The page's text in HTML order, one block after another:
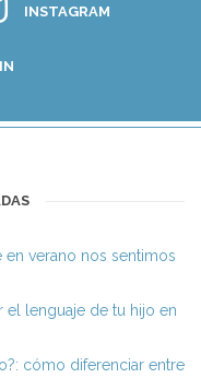
INSTAGRAM
verano nos sentimos
el lenguaje de tu hijo en
cómo diferenciar entre